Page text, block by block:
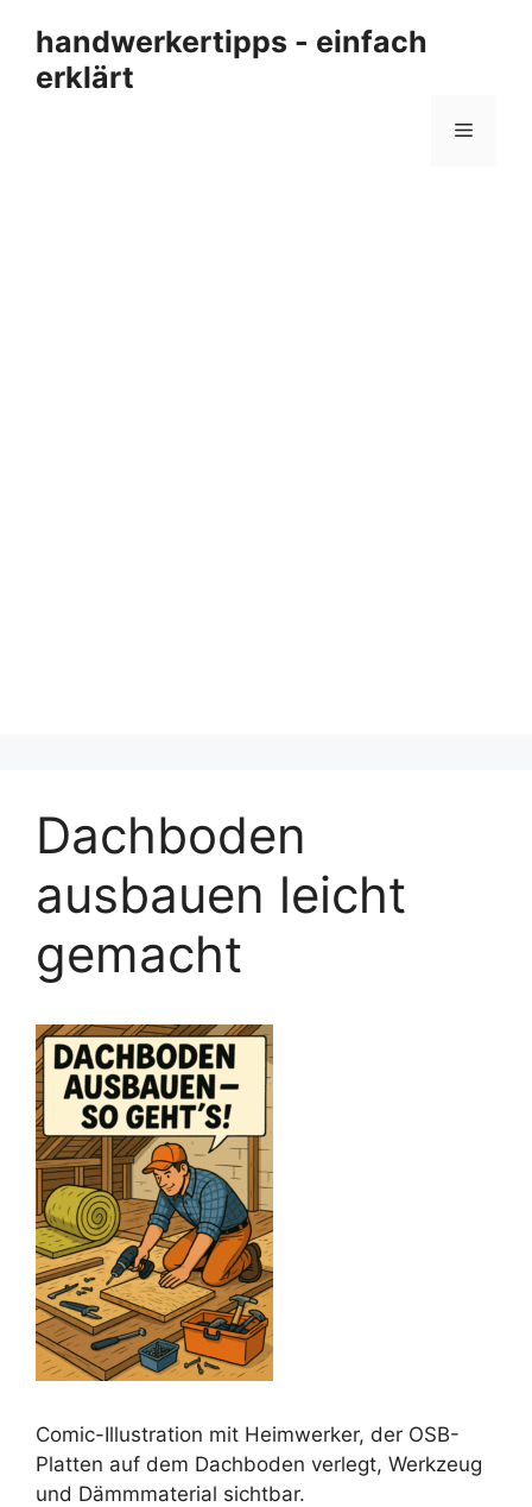
Inhalt
springen
handwerkertipps - einfach
erklärt
Menü
Dachboden
ausbauen leicht
gemacht
Comic-Illustration mit Heimwerker, der OSB-
Platten auf dem Dachboden verlegt, Werkzeug
und Dämmmaterial sichtbar.